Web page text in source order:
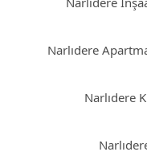
Narlıdere
Narlıdere